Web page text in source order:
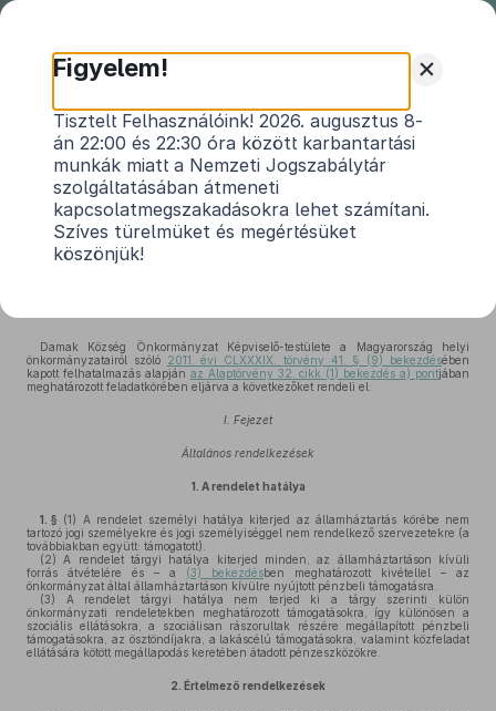
Damak Község Önkormányzat
Képviselő-testületének 12/2018.
(XI.10.) önkormányzati rendelete
az államháztartáson kívüli forrás átvételéről és
átadásáról
Damak Község Önkormányzat Képviselő-testülete a Magyarország helyi
önkormányzatairól szóló 2011. évi CLXXXIX. törvény 41. § (9) bekezdésében
kapott felhatalmazás alapján az Alaptörvény 32. cikk (1) bekezdés a) pontjában
meghatározott feladatkörében eljárva a következőket rendeli el:
I. Fejezet
Általános rendelkezések
1. A rendelet hatálya
1. § (1) A rendelet személyi hatálya kiterjed az államháztartás körébe nem
tartozó jogi személyekre és jogi személyiséggel nem rendelkező szervezetekre (a
továbbiakban együtt: támogatott).
(2) A rendelet tárgyi hatálya kiterjed minden, az államháztartáson kívüli
forrás átvételére és – a (3) bekezdésben meghatározott kivétellel – az
önkormányzat által államháztartáson kívülre nyújtott pénzbeli támogatásra.
(3) A rendelet tárgyi hatálya nem terjed ki a tárgy szerinti külön
önkormányzati rendeletekben meghatározott támogatásokra, így különösen a
szociális ellátásokra, a szociálisan rászorultak részére megállapított pénzbeli
támogatásokra, az ösztöndíjakra, a lakáscélú támogatásokra, valamint közfeladat
ellátására kötött megállapodás keretében átadott pénzeszközökre.
2. Értelmező rendelkezések
+
Figyelem!
Tisztelt Felhasználóink! 2026. augusztus 8-
án 22:00 és 22:30 óra között karbantartási
munkák miatt a Nemzeti Jogszabálytár
szolgáltatásában átmeneti
kapcsolatmegszakadásokra lehet számítani.
Szíves türelmüket és megértésüket
köszönjük!